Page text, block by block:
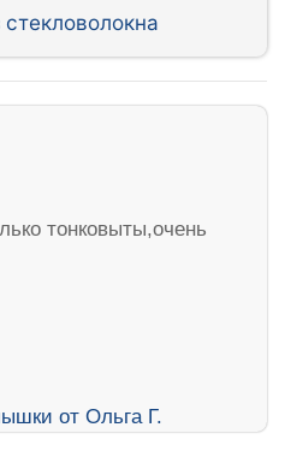
тонковыты,очень